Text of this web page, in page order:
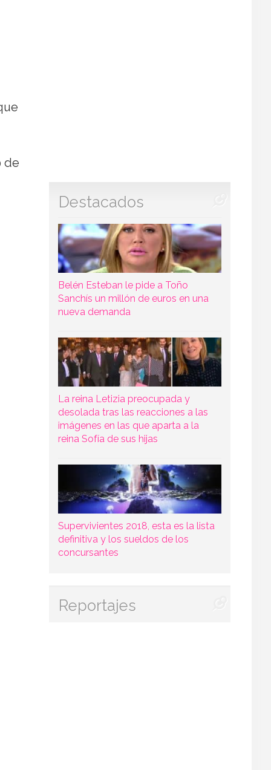
de
Destacados
Belén Esteban le pide a Toño
Sanchís un millón de euros en una
nueva demanda
La reina Letizia preocupada y
desolada tras las reacciones a las
imágenes en las que aparta a la
reina Sofía de sus hijas
Supervivientes 2018, esta es la lista
definitiva y los sueldos de los
concursantes
Reportajes